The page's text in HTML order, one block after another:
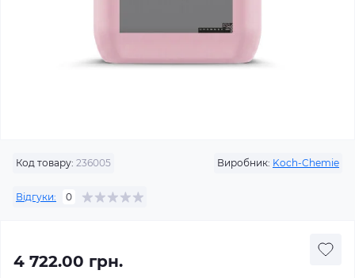
Код товару: 236005 Виробник: Koch-Chemie
Відгуки: 0
4 722.00 грн.